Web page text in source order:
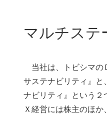
マルチステ
当社は、トビシマの
サステナビリティ』と
ナビリティ』という２
Ｘ経営には株主のほ